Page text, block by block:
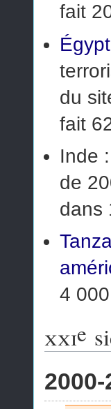
fait
du
fait
Inde
de
dans
4
xxie